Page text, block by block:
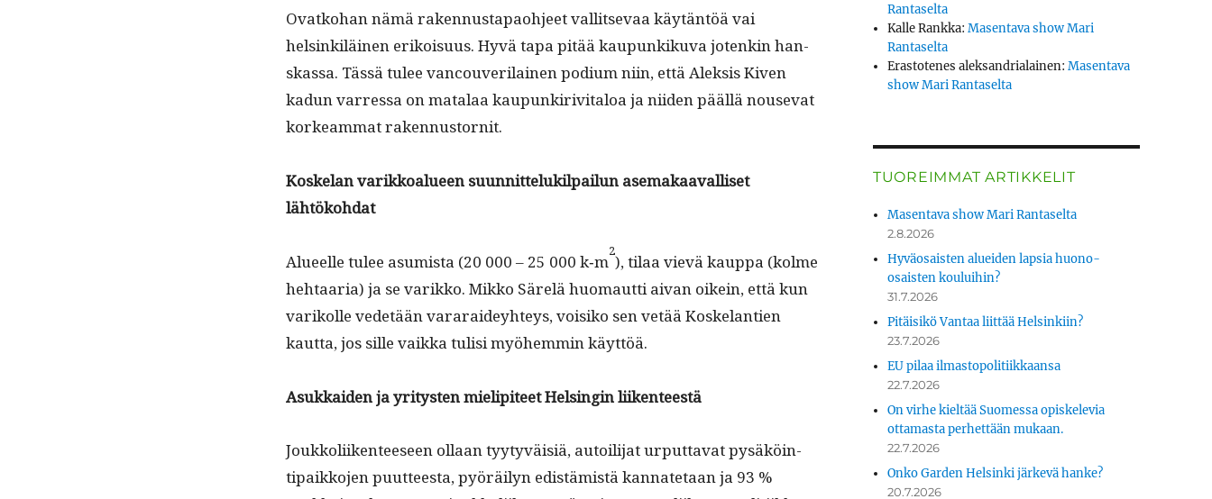
Ovatko­han nämä raken­nustapao­hjeet val­lit­se­vaa käytän­töä vai
helsinkiläi­nen erikoisu­us. Hyvä tapa pitää kaupunkiku­va jotenkin han­
skas­sa. Tässä tulee van­cou­ver­i­lainen podi­um niin, että Alek­sis Kiv­en
kadun var­res­sa on mata­laa kaupunkiriv­i­taloa ja niiden pääl­lä nou­se­vat
korkeam­mat rakennustornit.
Koske­lan varikkoalueen suun­nit­teluk­il­pailun ase­makaaval­liset
lähtökohdat
Alueelle tulee asum­ista (20 000 – 25 000 k‑m
2
), tilaa vievä kaup­pa (kolme
hehtaaria) ja se varikko. Mikko Särelä huo­maut­ti aivan oikein, että kun
varikolle vede­tään vararaidey­hteys, voisiko sen vetää Koske­lantien
kaut­ta, jos sille vaik­ka tulisi myöhem­min käyttöä.
Asukkaiden ja yri­tys­ten mielip­i­teet Helsin­gin liikenteestä
Joukkoli­iken­teeseen ollaan tyy­tyväisiä, autoil­i­jat urput­ta­vat pysäköin­
tipaikko­jen puut­teesta, pyöräi­lyn edis­tämistä kan­nate­taan ja 93 %
Rantaselta
Kalle Rankka:Masentava show Mari
Rantaselta
Erastotenes aleksandrialainen:Masentava
show Mari Rantaselta
TUOREIMMAT ARTIKKELIT
Masentava show Mari Rantaselta
2.8.2026
Hyväosaisten alueiden lapsia huono-
osaisten kouluihin?
31.7.2026
Pitäisikö Vantaa liittää Helsinkiin?
23.7.2026
EU pilaa ilmastopolitiikkaansa
22.7.2026
On virhe kieltää Suomessa opiskelevia
ottamasta perhettään mukaan.
22.7.2026
Onko Garden Helsinki järkevä hanke?
20.7.2026